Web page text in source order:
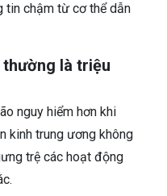
tin chậm từ cơ thể dẫn
là triệu
nguy hiểm hơn khi
kinh trung ương không
trệ các hoạt động